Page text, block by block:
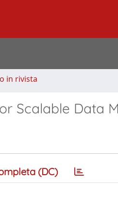
in rivista
Scalable Data
(DC)